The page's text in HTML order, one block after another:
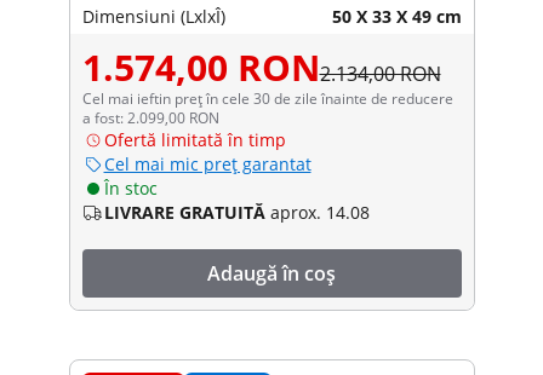
Dimensiuni (LxlxÎ) 50 X 33 X 49 cm
1.574,00 RON2.134,00 RON
Cel mai ieftin preț în cele 30 de zile înainte de reducere
a fost: 2.099,00 RON
Ofertă limitată în timp
Cel mai mic preț garantat
În stoc
LIVRARE GRATUITĂ aprox. 14.08
Adaugă în coș